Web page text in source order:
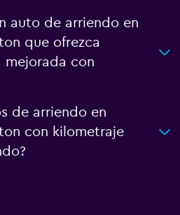
auto de arriendo en
que ofrezca
mejorada con
de arriendo en
con kilometraje